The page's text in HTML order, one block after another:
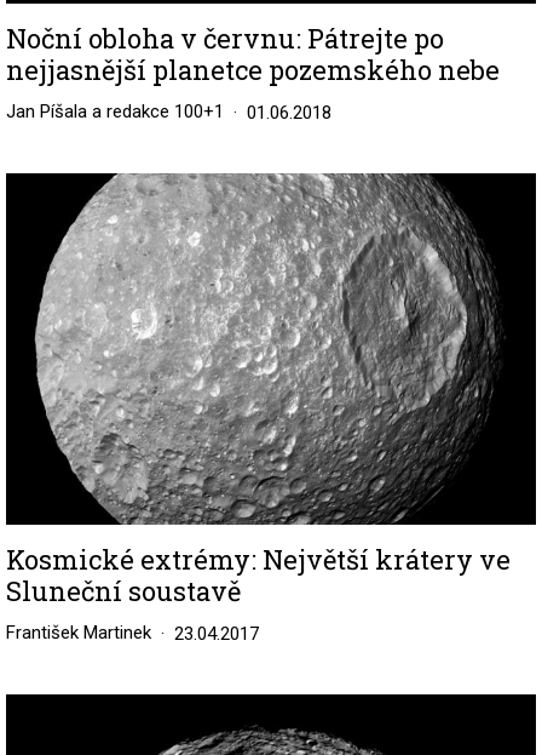
Noční obloha v červnu: Pátrejte po
nejjasnější planetce pozemského nebe
Jan Píšala a redakce 100+1 01.06.2018
Kosmické extrémy: Největší krátery ve
Sluneční soustavě
František Martinek 23.04.2017